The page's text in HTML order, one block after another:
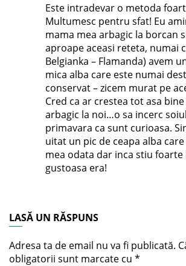
Este intradevar o metoda
Multumesc pentru sfat! Eu
mama mea arbagic la borcan
aproape aceasi reteta, numai
Belgianka – Flamanda) avem
mica alba care este numai
conservat – zicem murat pe
Cred ca ar crestea tot asa
arbagic la noi…o sa incerc
primavara ca sunt curioasa.
uitat un pic de ceapa alba
mea odata dar inca stiu foarte
gustoasa era!
LASĂ UN RĂSPUNS
Adresa ta de email nu va fi publicată.
obligatorii sunt marcate cu *